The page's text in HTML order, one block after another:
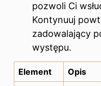
pozwoli Ci
Kontynuuj
zadowalający
występu.
Element
Opis